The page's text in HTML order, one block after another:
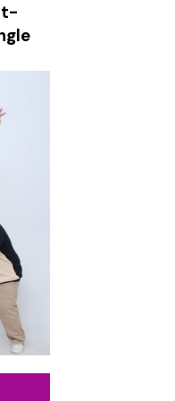
yang Tetap Relevan
Berpisah"
Alt/Pop-Punk